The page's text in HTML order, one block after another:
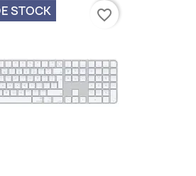
STOCK favorite_border